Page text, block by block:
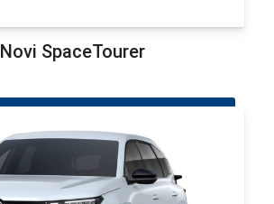
Novi SpaceTourer